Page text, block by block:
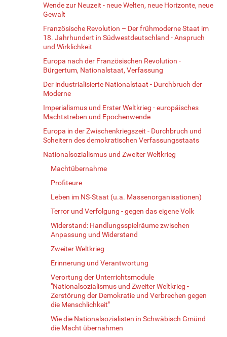
Wende zur Neuzeit - neue Welten, neue Horizonte, neue
Gewalt
Französische Revolution – Der frühmoderne Staat im
18. Jahrhundert in Südwestdeutschland - Anspruch
und Wirklichkeit
Europa nach der Französischen Revolution -
Bürgertum, Nationalstaat, Verfassung
Der industrialisierte Nationalstaat - Durchbruch der
Moderne
Imperialismus und Erster Weltkrieg - europäisches
Machtstreben und Epochenwende
Europa in der Zwischenkriegszeit - Durchbruch und
Scheitern des demokratischen Verfassungsstaats
Nationalsozialismus und Zweiter Weltkrieg
Machtübernahme
Profiteure
Leben im NS-Staat (u.a. Massenorganisationen)
Terror und Verfolgung - gegen das eigene Volk
Widerstand: Handlungsspielräume zwischen
Anpassung und Widerstand
Zweiter Weltkrieg
Erinnerung und Verantwortung
Verortung der Unterrichtsmodule
"Nationalsozialismus und Zweiter Weltkrieg -
Zerstörung der Demokratie und Verbrechen gegen
die Menschlichkeit"
Wie die Nationalsozialisten in Schwäbisch Gmünd
die Macht übernahmen